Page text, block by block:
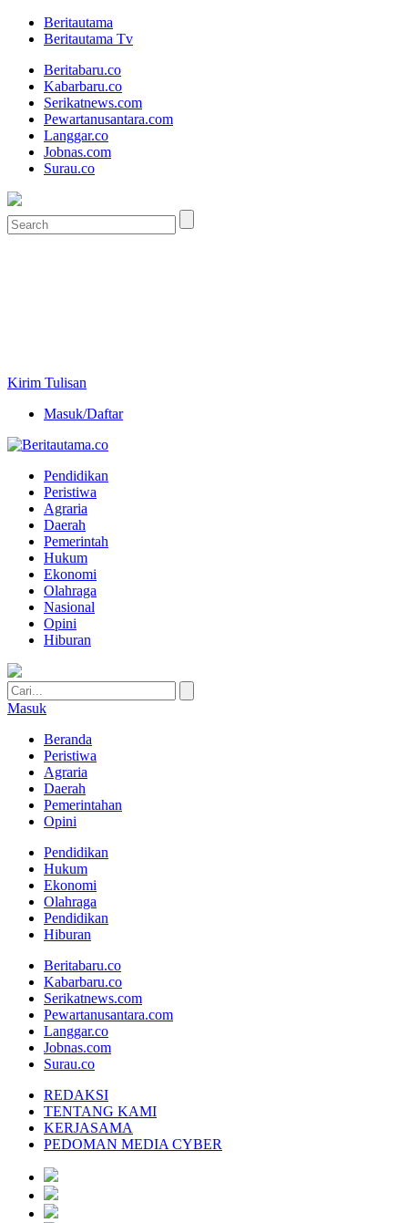
Beritautama
Beritautama Tv
Beritabaru.co
Kabarbaru.co
Serikatnews.com
Pewartanusantara.com
Langgar.co
Jobnas.com
Surau.co
Kirim Tulisan
Masuk/Daftar
Pendidikan
Peristiwa
Agraria
Daerah
Pemerintah
Hukum
Ekonomi
Olahraga
Nasional
Opini
Hiburan
Masuk
Beranda
Peristiwa
Agraria
Daerah
Pemerintahan
Opini
Pendidikan
Hukum
Ekonomi
Olahraga
Pendidikan
Hiburan
Beritabaru.co
Kabarbaru.co
Serikatnews.com
Pewartanusantara.com
Langgar.co
Jobnas.com
Surau.co
REDAKSI
TENTANG KAMI
KERJASAMA
PEDOMAN MEDIA CYBER